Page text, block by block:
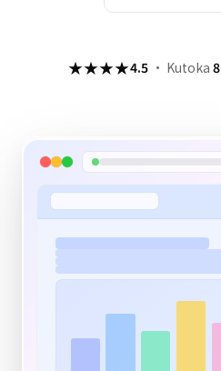
★★★★4.5· Kutoka 8